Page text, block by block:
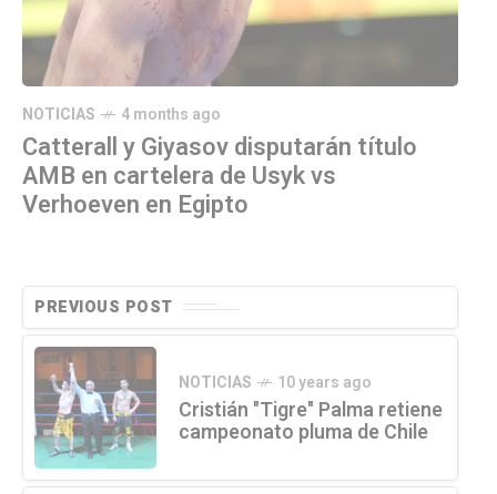
NOTICIAS 4 months ago
Catterall y Giyasov disputarán título
AMB en cartelera de Usyk vs
Verhoeven en Egipto
PREVIOUS POST
NOTICIAS 10 years ago
Cristián "Tigre" Palma retiene
campeonato pluma de Chile